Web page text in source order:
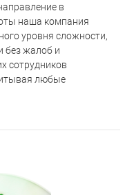
в
наша компания
уровня сложности,
без жалоб и
сотрудников
любые